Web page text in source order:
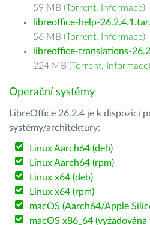
59 MB (Torrent, Informace)
libreoffice-help-
56 MB (Torrent, Informace)
libreoffice-translations-
224 MB (Torrent, Informace)
Operační systémy
LibreOffice 26.2.4 je k dispozici
systémy/architektury:
Linux Aarch64 (deb)
Linux Aarch64 (rpm)
Linux x64 (deb)
Linux x64 (rpm)
macOS (Aarch64/Apple
macOS x86_64